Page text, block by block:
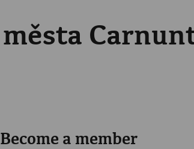
Become a member